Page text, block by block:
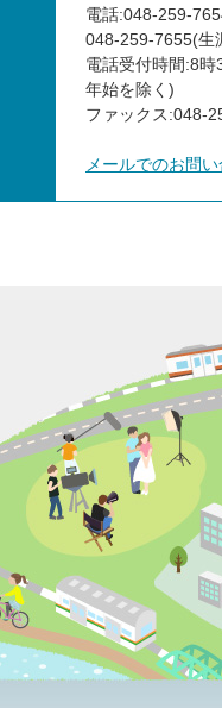
電話:048-259-
048-259-7655(生
電話受付時間:8
年始を除く)
ファックス:048-
メールでのお問